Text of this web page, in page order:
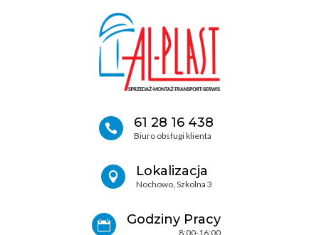
 61 28 16 438
Biuro obsługi klienta
 Lokalizacja
Nochowo, Szkolna 3
 Godziny Pracy
8:00-16:00